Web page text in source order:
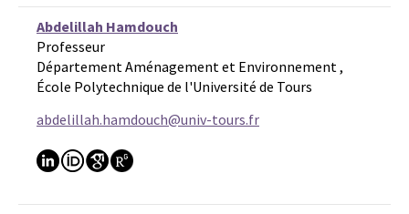
Abdelillah Hamdouch
Professeur
Département Aménagement et Environnement ,
École Polytechnique de l'Université de Tours
abdelillah.hamdouch@univ-tours.fr